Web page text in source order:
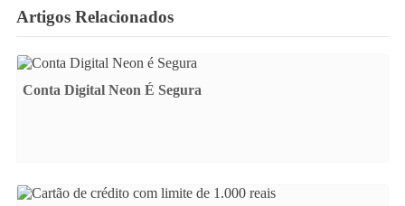
Artigos Relacionados
Conta Digital Neon É Segura